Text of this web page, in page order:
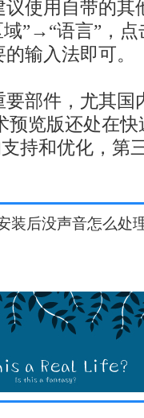
使用自带的其
”→“语言”，
输入法即可。
部件，尤其国
预览版还处在
持和优化，第
装后没声音怎么处